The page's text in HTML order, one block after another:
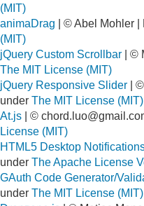
(MIT)
animaDrag | © Abel Mohler
(MIT)
jQuery Custom Scrollbar | ©
The MIT License (MIT)
jQuery Responsive Slider |
under The MIT License (MIT)
At.js | ©
License (MIT)
HTML5 Desktop
under The Apache License
GAuth Code Generator/
under The MIT License (MIT)